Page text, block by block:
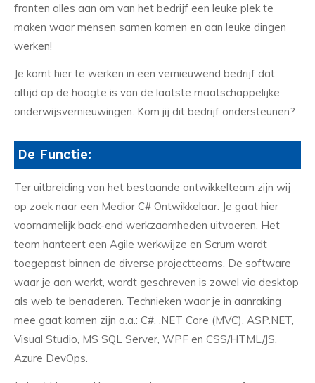
fronten alles aan om van het bedrijf een leuke plek te
maken waar mensen samen komen en aan leuke dingen
werken!
Je komt hier te werken in een vernieuwend bedrijf dat
altijd op de hoogte is van de laatste maatschappelijke
onderwijsvernieuwingen. Kom jij dit bedrijf ondersteunen?
De Functie:
Ter uitbreiding van het bestaande ontwikkelteam zijn wij
op zoek naar een Medior C# Ontwikkelaar. Je gaat hier
voornamelijk back-end werkzaamheden uitvoeren. Het
team hanteert een Agile werkwijze en Scrum wordt
toegepast binnen de diverse projectteams. De software
waar je aan werkt, wordt geschreven is zowel via desktop
als web te benaderen. Technieken waar je in aanraking
mee gaat komen zijn o.a.: C#, .NET Core (MVC), ASP.NET,
Visual Studio, MS SQL Server, WPF en CSS/HTML/JS,
Azure DevOps.